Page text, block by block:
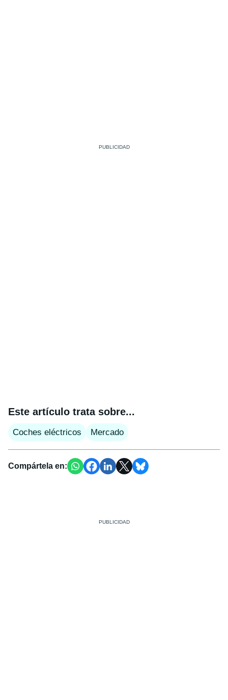
Este artículo trata sobre...
Coches eléctricos Mercado
Compártela en: